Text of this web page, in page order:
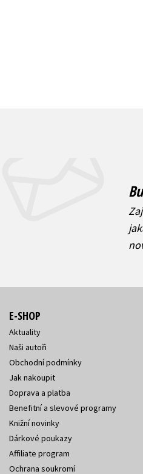
E-SHOP
Aktuality
Naši autoři
Obchodní podmínky
Jak nakoupit
Doprava a platba
Benefitní a slevové programy
Knižní novinky
Dárkové poukazy
Affiliate program
Ochrana soukromí